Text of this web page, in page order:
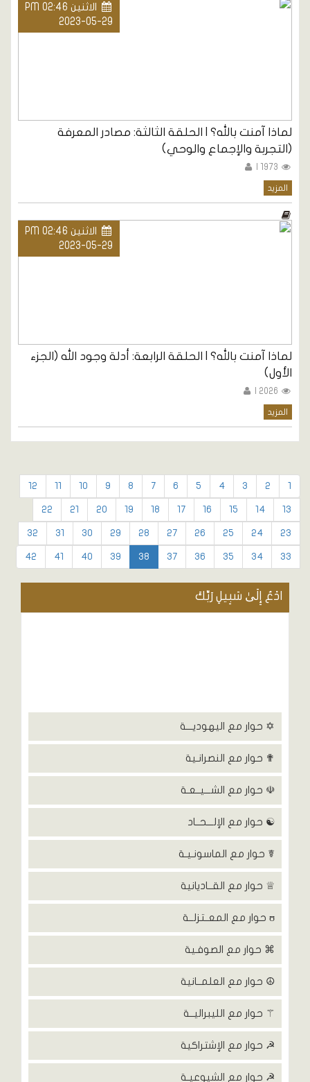
الاثنين PM 02:46
2023-05-29
لماذا آمنت بالله؟ | الحلقة الثالثة: مصادر المعرفة
(التجربة والإجماع والوحي)
المزيد
الاثنين PM 02:46
2023-05-29
لماذا آمنت بالله؟ | الحلقة الرابعة: أدلة وجود الله (الجزء
الأول)
المزيد
1
2
3
4
5
6
7
8
9
10
11
12
13
14
15
16
17
18
19
20
21
22
23
24
25
26
27
28
29
30
31
32
33
34
35
36
37
38
39
40
41
42
ادْعُ إِلَىٰ سَبِيلِ رَبِّكَ
✡ حوار مع اليهوديـــة
✟ حوار مع النصرانـية
☫ حوار مع الشـــيــعـة
☯ حوار مع الإلـــحــاد
☤ حوار مع الماسونـيـة
♕ حوار مع القــاديانية
ʊ حوار مع المعــتزلــة
⌘ حوار مع الصوفـية
☮ حوار مع العلمــانية
⚚ حوار مع الليبراليــة
☭ حوار مع الإشتراكية
☭ حوار مع الشيوعيـة